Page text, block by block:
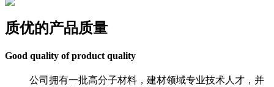
质优的产品质量
Good quality of product quality
公司拥有一批高分子材料，建材领域专业技术人才，并